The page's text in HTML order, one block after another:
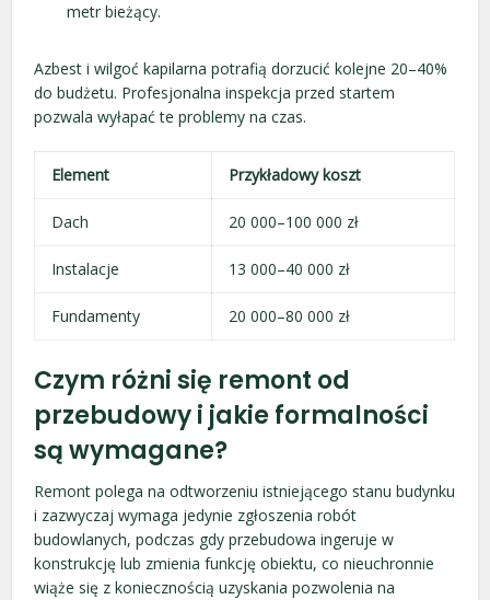
metr bieżący.
Azbest i wilgoć kapilarna potrafią dorzucić kolejne 20–40%
do budżetu. Profesjonalna inspekcja przed startem
pozwala wyłapać te problemy na czas.
Element Przykładowy koszt
Dach 20 000–100 000 zł
Instalacje 13 000–40 000 zł
Fundamenty 20 000–80 000 zł
Czym różni się remont od
przebudowy i jakie formalności
są wymagane?
Remont polega na odtworzeniu istniejącego stanu budynku
i zazwyczaj wymaga jedynie zgłoszenia robót
budowlanych, podczas gdy przebudowa ingeruje w
konstrukcję lub zmienia funkcję obiektu, co nieuchronnie
wiąże się z koniecznością uzyskania pozwolenia na